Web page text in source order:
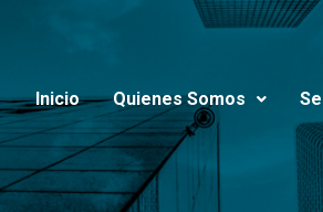
Inicio Quienes Somos